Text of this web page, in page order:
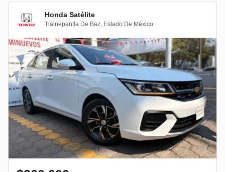
Honda Satélite
Tlalnepantla De Baz, Estado De México